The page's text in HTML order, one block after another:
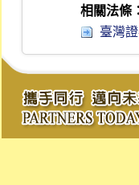
相關法條：
臺灣